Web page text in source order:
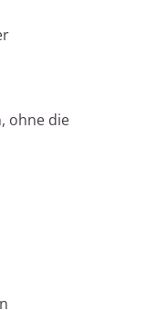
ohne die